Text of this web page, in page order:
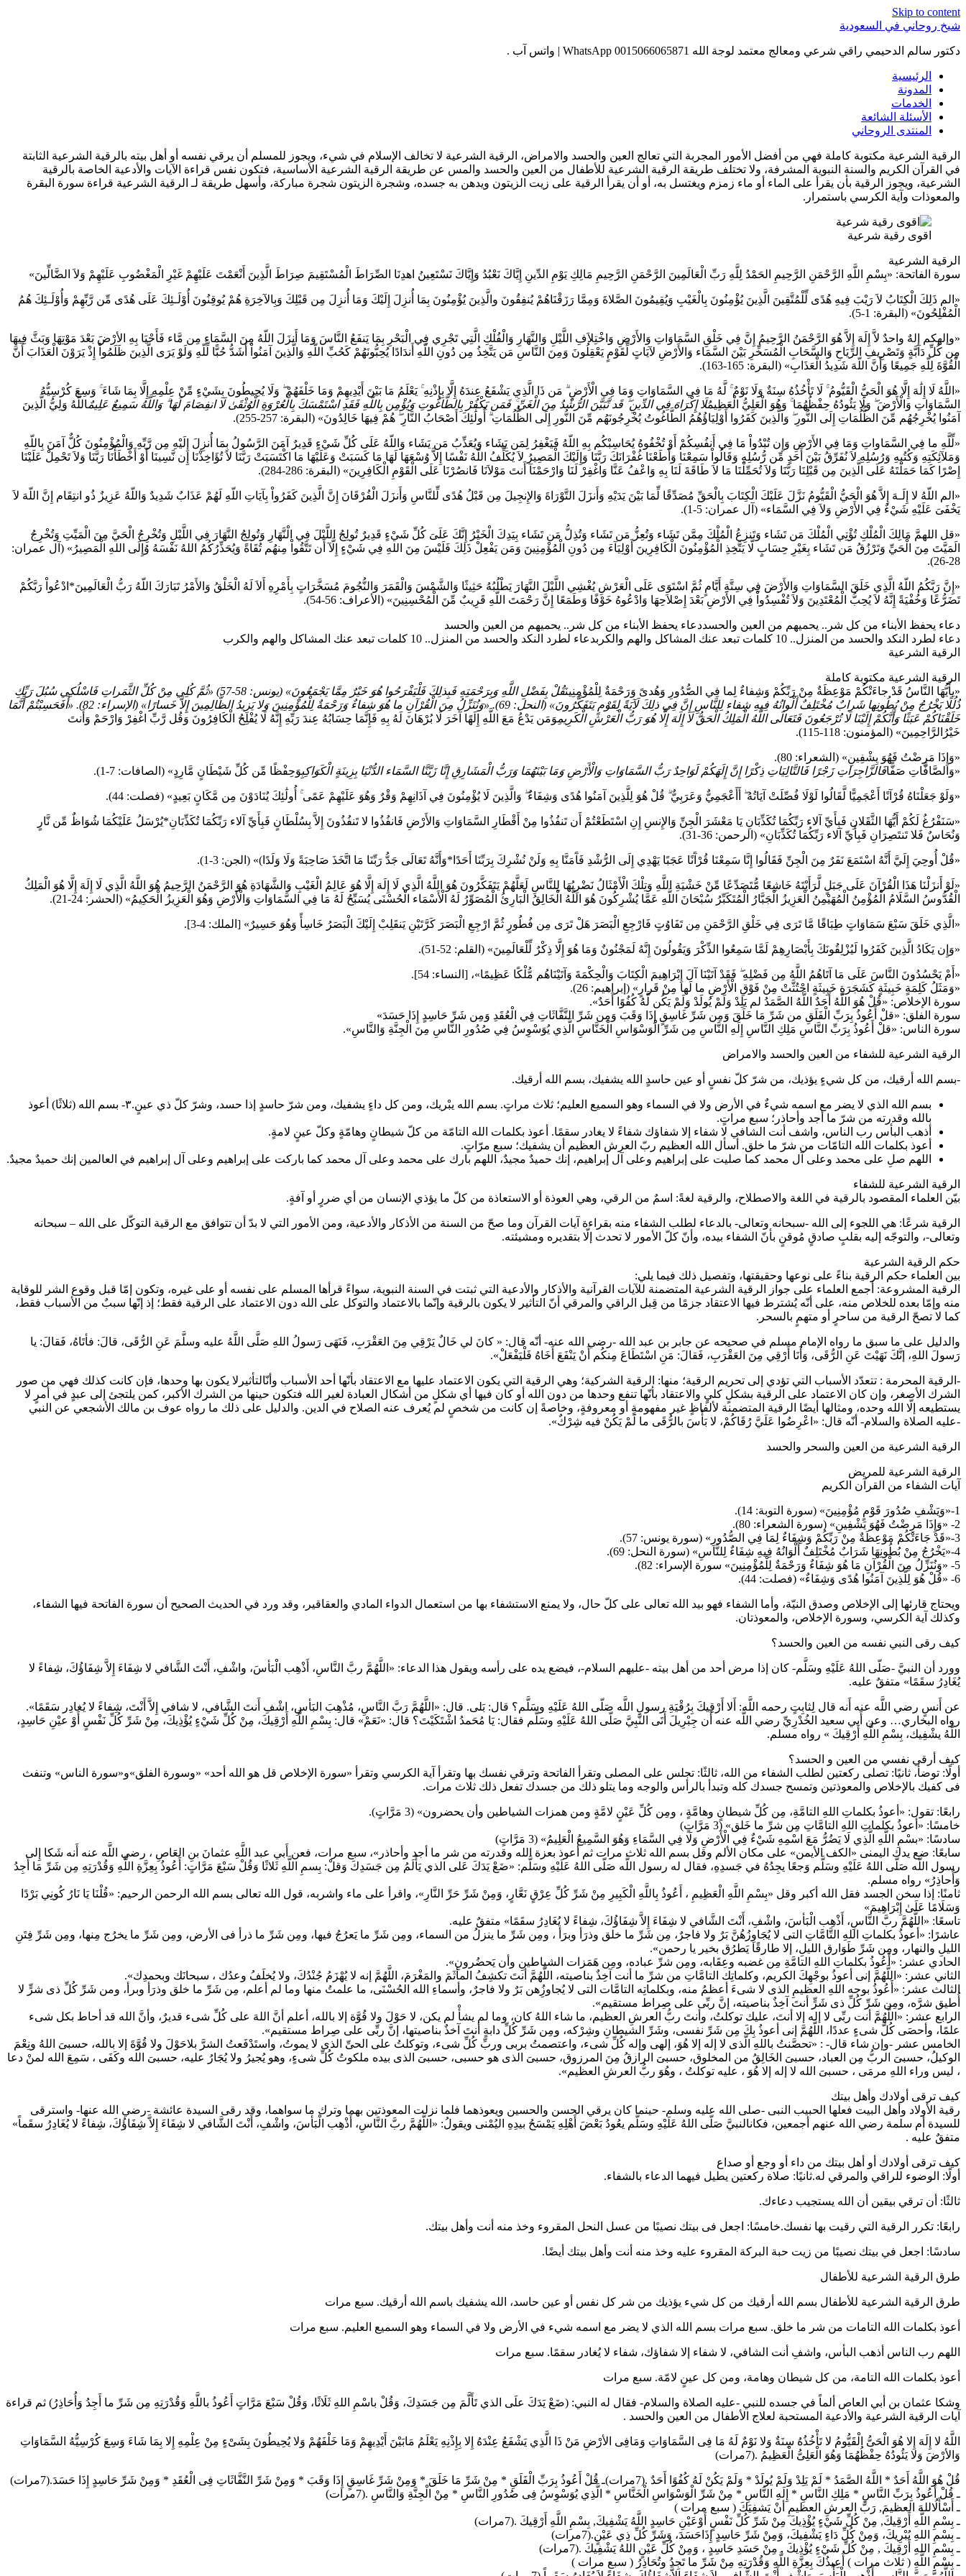
Skip to content
شيخ روحاني في السعودية
دكتور سالم الدحيمي راقي شرعي ومعالج معتمد لوجة الله 0015066065871 WhatsApp | واتس آب .
الرئيسية
المدونة
الخدمات
الأسئلة الشائعة
المنتدى الروحاني
الرقية الشرعية مكتوبة كاملة فهي من أفضل الأمور المجربة التي تعالج العين والحسد والامراض، الرقية الشرعية لا تخالف الإسلام في شيء، ويجوز للمسلم أن يرقي نفسه أو أهل بيته بالرقية الشرعية الثابتة
في القرآن الكريم والسنة النبوية المشرفة، ولا تختلف طريقة الرقية الشرعية للأطفال من العين والحسد والمس عن طريقة الرقية الشرعية الأساسية، فتكون نفس قراءة الآيات والأدعية الخاصة بالرقية
الشرعية، ويجوز الرقية بأن يقرأ على الماء أو ماء زمزم ويغتسل به، أو أن يقرأ الرقية على زيت الزيتون ويدهن به جسده، وشجرة الزيتون شجرة مباركة، وأسهل طريقة لـ الرقية الشرعية قراءة سورة البقرة
والمعوذات وآية الكرسي باستمرار.
اقوى رقية شرعية
الرقية الشرعية
سورة الفاتحة: «بِسْمِ اللَّهِ الرَّحْمَنِ الرَّحِيمِ الحَمْدُ لِلَّهِ رَبِّ الْعَالَمِينَ الرَّحْمَنِ الرَّحِيمِ مَالِكِ يَوْمِ الدِّينِ إِيَّاكَ نَعْبُدُ وَإِيَّاكَ نَسْتَعِينُ اهدِنَا الصِّرَاطَ الْمُسْتَقِيمَ صِرَاطَ الَّذِينَ أَنْعَمْتَ عَلَيْهِمْ غَيْرِ الْمَغْضُوبِ عَلَيْهِمْ وَلاَ الضَّالِّينَ»
«الم ذَلِكَ الْكِتَابُ لاَ رَيْبَ فِيهِ هُدًى لِّلْمُتَّقِينَ الَّذِينَ يُؤْمِنُونَ بِالْغَيْبِ وَيُقِيمُونَ الصَّلاةَ وَمِمَّا رَزَقْنَاهُمْ يُنفِقُونَ والَّذِينَ يُؤْمِنُونَ بِمَا أُنزِلَ إِلَيْكَ وَمَا أُنزِلَ مِن قَبْلِكَ وَبِالآخِرَةِ هُمْ يُوقِنُونَ أُوْلَـئِكَ عَلَى هُدًى مِّن رَّبِّهِمْ وَأُوْلَـئِكَ هُمُ
الْمُفْلِحُونَ» (البقرة: 1-5).
«وإلهكم إلهٌ واحدٌ لاَّ إِلَهَ إِلاَّ هُوَ الرَّحْمَنُ الرَّحِيمُ إِنَّ فِي خَلْقِ السَّمَاوَاتِ وَالأَرْضِ وَاخْتِلاَفِ اللَّيْلِ وَالنَّهَارِ وَالْفُلْكِ الَّتِي تَجْرِي فِي الْبَحْرِ بِمَا يَنفَعُ النَّاسَ وَمَا أَنزَلَ اللّهُ مِنَ السَّمَاء مِن مَّاء فَأَحْيَا بِهِ الأرْضَ بَعْدَ مَوْتِهَا وَبَثَّ فِيهَا
مِن كُلِّ دَآبَّةٍ وَتَصْرِيفِ الرِّيَاحِ وَالسَّحَابِ الْمُسَخِّرِ بَيْنَ السَّمَاء وَالأَرْضِ لآيَاتٍ لِّقَوْمٍ يَعْقِلُونَ وَمِنَ النَّاسِ مَن يَتَّخِذُ مِن دُونِ اللّهِ أَندَادًا يُحِبُّونَهُمْ كَحُبِّ اللّهِ وَالَّذِينَ آمَنُواْ أَشَدُّ حُبًّا لِّلّهِ وَلَوْ يَرَى الَّذِينَ ظَلَمُواْ إِذْ يَرَوْنَ الْعَذَابَ أَنَّ
الْقُوَّةَ لِلّهِ جَمِيعًا وَأَنَّ اللّهَ شَدِيدُ الْعَذَابِ» (البقرة: 165-163).
«اللَّهُ لَا إِلَٰهَ إِلَّا هُوَ الْحَيُّ الْقَيُّومُ ۚ لَا تَأْخُذُهُ سِنَةٌ وَلَا نَوْمٌ ۚ لَّهُ مَا فِي السَّمَاوَاتِ وَمَا فِي الْأَرْضِ ۗ مَن ذَا الَّذِي يَشْفَعُ عِندَهُ إِلَّا بِإِذْنِهِ ۚ يَعْلَمُ مَا بَيْنَ أَيْدِيهِمْ وَمَا خَلْفَهُمْ ۖ وَلَا يُحِيطُونَ بِشَيْءٍ مِّنْ عِلْمِهِ إِلَّا بِمَا شَاءَ ۚ وَسِعَ كُرْسِيُّهُ
السَّمَاوَاتِ وَالْأَرْضَ ۖ وَلَا يَئُودُهُ حِفْظُهُمَا ۚ وَهُوَ الْعَلِيُّ الْعَظِيمُلَا إِكْرَاهَ فِي الدِّينِ ۖ قَد تَّبَيَّنَ الرُّشْدُ مِنَ الْغَيِّ ۚ فَمَن يَكْفُرْ بِالطَّاغُوتِ وَيُؤْمِن بِاللَّهِ فَقَدِ اسْتَمْسَكَ بِالْعُرْوَةِ الْوُثْقَىٰ لَا انفِصَامَ لَهَا ۗ وَاللَّهُ سَمِيعٌ عَلِيمٌاللَّهُ وَلِيُّ الَّذِينَ
آمَنُوا يُخْرِجُهُم مِّنَ الظُّلُمَاتِ إِلَى النُّورِ ۖ وَالَّذِينَ كَفَرُوا أَوْلِيَاؤُهُمُ الطَّاغُوتُ يُخْرِجُونَهُم مِّنَ النُّورِ إِلَى الظُّلُمَاتِ ۗ أُولَٰئِكَ أَصْحَابُ النَّارِ ۖ هُمْ فِيهَا خَالِدُونَ» (البقرة: 257-255).
«لِّلَّهِ ما فِي السَّمَاواتِ وَمَا فِي الأَرْضِ وَإِن تُبْدُواْ مَا فِي أَنفُسِكُمْ أَوْ تُخْفُوهُ يُحَاسِبْكُم بِهِ اللّهُ فَيَغْفِرُ لِمَن يَشَاء وَيُعَذِّبُ مَن يَشَاء وَاللّهُ عَلَى كُلِّ شَيْءٍ قَدِيرٌ آمَنَ الرَّسُولُ بِمَا أُنزِلَ إِلَيْهِ مِن رَّبِّهِ وَالْمُؤْمِنُونَ كُلٌّ آمَنَ بِاللّهِ
وَمَلآئِكَتِهِ وَكُتُبِهِ وَرُسُلِهِ لاَ نُفَرِّقُ بَيْنَ أَحَدٍ مِّن رُّسُلِهِ وَقَالُواْ سَمِعْنَا وَأَطَعْنَا غُفْرَانَكَ رَبَّنَا وَإِلَيْكَ الْمَصِيرُ لاَ يُكَلِّفُ اللّهُ نَفْسًا إِلاَّ وُسْعَهَا لَهَا مَا كَسَبَتْ وَعَلَيْهَا مَا اكْتَسَبَتْ رَبَّنَا لاَ تُؤَاخِذْنَا إِن نَّسِينَا أَوْ أَخْطَأْنَا رَبَّنَا وَلاَ تَحْمِلْ عَلَيْنَا
إِصْرًا كَمَا حَمَلْتَهُ عَلَى الَّذِينَ مِن قَبْلِنَا رَبَّنَا وَلاَ تُحَمِّلْنَا مَا لاَ طَاقَةَ لَنَا بِهِ وَاعْفُ عَنَّا وَاغْفِرْ لَنَا وَارْحَمْنَآ أَنتَ مَوْلاَنَا فَانصُرْنَا عَلَى الْقَوْمِ الْكَافِرِينَ» (البقرة: 286-284).
«الم اللّهُ لا إِلَـهَ إِلاَّ هُوَ الْحَيُّ الْقَيُّومُ نَزَّلَ عَلَيْكَ الْكِتَابَ بِالْحَقِّ مُصَدِّقًا لِّمَا بَيْنَ يَدَيْهِ وَأَنزَلَ التَّوْرَاةَ وَالإِنجِيلَ مِن قَبْلُ هُدًى لِّلنَّاسِ وَأَنزَلَ الْفُرْقَانَ إِنَّ الَّذِينَ كَفَرُواْ بِآيَاتِ اللّهِ لَهُمْ عَذَابٌ شَدِيدٌ وَاللّهُ عَزِيزٌ ذُو انتِقَام إِنَّ اللّهَ لاَ
يَخْفَىَ عَلَيْهِ شَيْءٌ فِي الأَرْضِ وَلاَ فِي السَّمَاء» (آل عمران: 5-1).
«قل اللهمَّ مَالِكَ الْمُلْكِ تُؤْتِي الْمُلْكَ مَن تَشَاء وَتَنزِعُ الْمُلْكَ مِمَّن تَشَاء وَتُعِزُّ مَن تَشَاء وَتُذِلُّ مَن تَشَاء بِيَدِكَ الْخَيْرُ إِنَّكَ عَلَىَ كُلِّ شَيْءٍ قَدِيرٌ تُولِجُ اللَّيْلَ فِي الْنَّهَارِ وَتُولِجُ النَّهَارَ فِي اللَّيْلِ وَتُخْرِجُ الْحَيَّ مِنَ الْمَيِّتِ وَتُخْرِجُ
الَمَيَّتَ مِنَ الْحَيِّ وَتَرْزُقُ مَن تَشَاء بِغَيْرِ حِسَابٍ لَّا يَتَّخِذِ الْمُؤْمِنُونَ الْكَافِرِينَ أَوْلِيَآءَ مِن دُونِ الْمُؤْمِنِينَ وَمَن يَفْعِلْ ذَلِكَ فَلَيْسَ مِنَ اللهِ فِي شَيْءٍ إِلَّآ أَن تَتَّقُواْ مِنهُم تُقَاةً وَيُحَذِّرُكُمُ اللهُ نَفْسَهُ وُإِلَى اللهِ الْمَصِيرُ» (آل عمران:
28-26).
«إِنَّ رَبَّكُمُ اللّهُ الَّذِي خَلَقَ السَّمَاوَاتِ وَالأَرْضَ فِي سِتَّةِ أَيَّامٍ ثُمَّ اسْتَوَى عَلَى الْعَرْشِ يُغْشِي اللَّيْلَ النَّهَارَ يَطْلُبُهُ حَثِيثًا وَالشَّمْسَ وَالْقَمَرَ وَالنُّجُومَ مُسَخَّرَاتٍ بِأَمْرِهِ أَلاَ لَهُ الْخَلْقُ وَالأَمْرُ تَبَارَكَ اللّهُ رَبُّ الْعَالَمِينَ*ادْعُواْ رَبَّكُمْ
تَضَرُّعًا وَخُفْيَةً إِنَّهُ لاَ يُحِبُّ الْمُعْتَدِينَ وَلاَ تُفْسِدُواْ فِي الأَرْضِ بَعْدَ إِصْلاَحِهَا وَادْعُوهُ خَوْفًا وَطَمَعًا إِنَّ رَحْمَتَ اللّهِ قَرِيبٌ مِّنَ الْمُحْسِنِينَ» (الأعراف: 56-54).
دعاء يحفظ الأبناء من كل شر.. يحميهم من العين والحسددعاء يحفظ الأبناء من كل شر.. يحميهم من العين والحسد
دعاء لطرد النكد والحسد من المنزل.. 10 كلمات تبعد عنك المشاكل والهم والكربدعاء لطرد النكد والحسد من المنزل.. 10 كلمات تبعد عنك المشاكل والهم والكرب
الرقية الشرعية
الرقية الشرعية مكتوبة كاملة
«يأَيُّهَا النَّاسُ قَدْ جاءَتْكُمْ مَوْعِظَةٌ مِنْ رَبِّكُمْ وَشِفاءٌ لِما فِي الصُّدُورِ وَهُدىً وَرَحْمَةٌ لِلْمُؤْمِنِينَ
قُلْ بِفَضْلِ اللَّهِ وَبِرَحْمَتِهِ فَبِذلِكَ فَلْيَفْرَحُوا هُوَ خَيْرٌ مِمَّا يَجْمَعُونَ» (يونس: 58-57) «ثُمَّ كُلِي مِنْ كُلِّ الثَّمَراتِ فَاسْلُكِي سُبُلَ رَبِّكِ
ذُلُلًا يَخْرُجُ مِنْ بُطُونِها شَرابٌ مُخْتَلِفٌ أَلْوانُهُ فِيهِ شِفاء لِلنَّاسِ إِنَّ فِي ذلِكَ لَآيَةً لِقَوْمٍ يَتَفَكَّرُونَ» (النحل: 69). «وَنُنَزِّلُ مِنَ الْقُرْآنِ ما هُوَ شِفاءٌ وَرَحْمَةٌ لِلْمُؤْمِنِينَ وَلا يَزِيدُ الظَّالِمِينَ إِلاَّ خَسارًا» (الإسراء: 82). «أَفَحَسِبْتُمْ أَنَّمَا
خَلَقْنَاكُمْ عَبَثًا وَأَنَّكُمْ إِلَيْنَا لَا تُرْجَعُونَ فَتَعَالَى اللَّهُ الْمَلِكُ الْحَقُّ لَا إِلَهَ إِلَّا هُوَ رَبُّ الْعَرْشِ الْكَرِيمِوَمَن يَدْعُ مَعَ اللَّهِ إِلَهًا آخَرَ لَا بُرْهَانَ لَهُ بِهِ فَإِنَّمَا حِسَابُهُ عِندَ رَبِّهِ إِنَّهُ لَا يُفْلِحُ الْكَافِرُونَ وَقُل رَّبِّ اغْفِرْ وَارْحَمْ وَأَنتَ
خَيْرُالرَّاحِمِينَ» (المؤمنون: 118-115).
«وَإِذَا مَرِضْتُ فَهُوَ يِشْفِينِ» (الشعراء: 80).
«وَالصَّافَّاتِ صَفًّافَالزَّاجِرَاتِ زَجْرًا فَالتَّالِيَاتِ ذِكْرًا إِنَّ إِلَهَكُمْ لَوَاحِدٌ رَبُّ السَّمَاوَاتِ وَالْأَرْضِ وَمَا بَيْنَهُمَا وَرَبُّ الْمَشَارِقِ إِنَّا زَيَّنَّا السَّمَاء الدُّنْيَا بِزِينَةٍ الْكَوَاكِبِوَحِفْظًا مِّن كُلِّ شَيْطَانٍ مَّارِدٍ» (الصافات: 7-1).
«وَلَوْ جَعَلْنَاهُ قُرْآنًا أَعْجَمِيًّا لَّقَالُوا لَوْلَا فُصِّلَتْ آيَاتُهُ ۖ أَأَعْجَمِيٌّ وَعَرَبِيٌّ ۗ قُلْ هُوَ لِلَّذِينَ آمَنُوا هُدًى وَشِفَاءٌ ۖ وَالَّذِينَ لَا يُؤْمِنُونَ فِي آذَانِهِمْ وَقْرٌ وَهُوَ عَلَيْهِمْ عَمًى ۚ أُولَٰئِكَ يُنَادَوْنَ مِن مَّكَانٍ بَعِيدٍ» (فصلت: 44).
«سَنَفْرُغُ لَكُمْ أَيُّهَا الثَّقَلانِ فَبِأَيِّ آلاء رَبِّكُمَا تُكَذِّبَانِ يَا مَعْشَرَ الْجِنِّ وَالإِنسِ إِنِ اسْتَطَعْتُمْ أَن تَنفُذُوا مِنْ أَقْطَارِ السَّمَاوَاتِ وَالأَرْضِ فَانفُذُوا لا تَنفُذُونَ إِلاَّ بِسُلْطَانٍ فَبِأَيِّ آلاء رَبِّكُمَا تُكَذِّبَانِ*يُرْسَلُ عَلَيْكُمَا شُوَاظٌ مِّن نَّارٍ
وَنُحَاسٌ فَلا تَنتَصِرَانِ فَبِأَيِّ آلاء رَبِّكُمَا تُكَذِّبَانِ» (الرحمن: 36-31).
«قُلْ أُوحِيَ إِلَيَّ أَنَّهُ اسْتَمَعَ نَفَرٌ مِنَ الْجِنِّ فَقَالُوا إِنَّا سَمِعْنَا قُرْآَنًا عَجَبًا يَهْدِي إِلَى الرُّشْدِ فَآَمَنَّا بِهِ وَلَنْ نُشْرِكَ بِرَبِّنَا أَحَدًا*وَأَنَّهُ تَعَالَى جَدُّ رَبِّنَا مَا اتَّخَذَ صَاحِبَةً وَلَا وَلَدًا)» (الجن: 3-1).
«لَوْ أَنزَلْنَا هَذَا الْقُرْآنَ عَلَى جَبَلٍ لَّرَأَيْتَهُ خَاشِعًا مُّتَصَدِّعًا مِّنْ خَشْيَةِ اللَّهِ وَتِلْكَ الْأَمْثَالُ نَضْرِبُهَا لِلنَّاسِ لَعَلَّهُمْ يَتَفَكَّرُونَ هُوَ اللَّهُ الَّذِي لَا إِلَهَ إِلَّا هُوَ عَالِمُ الْغَيْبِ وَالشَّهَادَةِ هُوَ الرَّحْمَنُ الرَّحِيمُ هُوَ اللَّهُ الَّذِي لَا إِلَهَ إِلَّا هُوَ الْمَلِكُ
الْقُدُّوسُ السَّلَامُ الْمُؤْمِنُ الْمُهَيْمِنُ الْعَزِيزُ الْجَبَّارُ الْمُتَكَبِّرُ سُبْحَانَ اللَّهِ عَمَّا يُشْرِكُونَ هُوَ اللَّهُ الْخَالِقُ الْبَارِئُ الْمُصَوِّرُ لَهُ الْأَسْمَاء الْحُسْنَى يُسَبِّحُ لَهُ مَا فِي السَّمَاوَاتِ وَالْأَرْضِ وَهُوَ الْعَزِيزُ الْحَكِيمُ» (الحشر: 24-21).
«الَّذِي خَلَقَ سَبْعَ سَمَاوَاتٍ طِبَاقًا مَّا تَرَى فِي خَلْقِ الرَّحْمَنِ مِن تَفَاوُتٍ فَارْجِعِ الْبَصَرَ هَلْ تَرَى مِن فُطُورٍ ثُمَّ ارْجِعِ الْبَصَرَ كَرَّتَيْنِ يَنقَلِبْ إِلَيْكَ الْبَصَرُ خَاسِأً وَهُوَ حَسِيرٌ» [الملك: 4-3].
«وَإِن يَكَادُ الَّذِينَ كَفَرُوا لَيُزْلِقُونَكَ بِأَبْصَارِهِمْ لَمَّا سَمِعُوا الذِّكْرَ وَيَقُولُونَ إِنَّهُ لَمَجْنُونٌ وَمَا هُوَ إِلَّا ذِكْرٌ لِّلْعَالَمِينَ» (القلم: 52-51).
«أَمْ يَحْسُدُونَ النَّاسَ عَلَى مَا آتَاهُمُ اللَّهُ مِن فَضْلِهِ ۖ فَقَدْ آتَيْنَا آلَ إِبْرَاهِيمَ الْكِتَابَ وَالْحِكْمَةَ وَآتَيْنَاهُم مُّلْكًا عَظِيمًا»، [النساء: 54].
«وَمَثَلُ كَلِمَةٍ خَبِيثَةٍ كَشَجَرَةٍ خَبِيثَةٍ اجْتُثَّتْ مِنْ فَوْقِ الْأَرْضِ ما لَها مِنْ قَرارٍ» (إبراهيم: 26).
سورة الإخلاص: «قُلْ هُوَ اللَّهُ أَحَدٌ اللَّهُ الصَّمَدُ لم يَلِدْ وَلَمْ يُولَدْ وَلَمْ يَكُن لَّهُ كُفُوًا أَحَدٌ».
سورة الفلق: «قلْ أَعُوذُ بِرَبِّ الْفَلَقِ من شَرِّ مَا خَلَقَ وَمِن شَرِّ غَاسِقٍ إِذَا وَقَبَ وَمِن شَرِّ النَّفَّاثَاتِ فِي الْعُقَدِ وَمِن شَرِّ حَاسِدٍ إِذَا حَسَدَ»
سورة الناس: «قلْ أَعُوذُ بِرَبِّ النَّاسِ مَلِكِ النَّاسِ إِلَهِ النَّاسِ مِن شَرِّ الْوَسْوَاسِ الْخَنَّاسِ الَّذِي يُوَسْوِسُ فِي صُدُورِ النَّاسِ مِنَ الْجِنَّةِ وَالنَّاسِ».
الرقية الشرعية للشفاء من العين والحسد والامراض
-بسم الله أرقيك، من كل شيءٍ يؤذيك، من شرّ كلّ نفسٍ أو عين حاسدٍ الله يشفيك، بسم الله أرقيك.
بسم الله الذي لا يضر مع اسمه شيءٌ في الأرض ولا في السماء وهو السميع العليم؛ ثلاث مراتٍ. بسم الله يبْريك، ومن كل داءٍ يشفيك، ومن شرّ حاسدٍ إذا حسد، وشرّ كلّ ذي عينٍ.٣- بسم الله (ثلاثًا) أعوذ
بالله وقدرته من شرّ ما أجد وأحاذر؛ سبع مراتٍ.
أذهب البأس رب الناس، واشف أنت الشافي لا شفاء إلا شفاؤك شفاءً لا يغادر سقمًا. أعوذ بكلمات الله التامّة من كلّ شيطانٍ وهامّةٍ وكلّ عينٍ لامةٍ.
أعوذ بكلمات الله التامّات من شرّ ما خلق. أسأل الله العظيم ربّ العرش العظيم أن يشفيك؛ سبع مرّاتٍ.
اللهم صلِ على محمد وعلى آل محمد كما صليت على إبراهيم وعلى آل إبراهيم، إنك حميدٌ مجيدٌ، اللهم بارك على محمد وعلى آل محمد كما باركت على إبراهيم وعلى آل إبراهيم في العالمين إنك حميدٌ مجيدٌ.
الرقية الشرعية للشفاء
بيّن العلماء المقصود بالرقية في اللغة والاصطلاح، والرقية لغةً: اسمٌ من الرقي، وهي العوذة أو الاستعاذة من كلّ ما يؤذي الإنسان من أي ضررٍ أو آفةٍ.
الرقية شرعًا: هي اللجوء إلى الله -سبحانه وتعالى- بالدعاء لطلب الشفاء منه بقراءة آيات القرآن وما صحّ من السنة من الأذكار والأدعية، ومن الأمور التي لا بدّ أن تتوافق مع الرقية التوكّل على الله – سبحانه
وتعالى-، والتوجّه إليه بقلبٍ صادقٍ مُوقنٍ بأنّ الشفاء بيده، وأنّ كلّ الأمور لا تحدث إلّا بتقديره ومشيئته.
حكم الرقية الشرعية
بين العلماء حكم الرقية بناءً على نوعها وحقيقتها، وتفصيل ذلك فيما يلي:
الرقية المشروعة: أجمع العلماء على جواز الرقية الشرعية المتضمنة للآيات القرآنية والأذكار والأدعية التي ثبتت في السنة النبوية، سواءً قرأها المسلم على نفسه أو على غيره، وتكون إمّا قبل وقوع الشر للوقاية
منه وإمّا بعده للخلاص منه، على أنّه يُشترط فيها الاعتقاد جزمًا من قِبل الراقي والمرقي أنّ التأثير لا يكون بالرقية وإنّما بالاعتماد والتوكل على الله دون الاعتماد على الرقية فقط؛ إذ إنّها سببٌ من الأسباب فقط،
كما لا تصحّ الرقية من ساحرٍ أو متهمٍ بالسحر.
والدليل على ما سبق ما رواه الإمام مسلم في صحيحه عن جابر بن عبد الله -رضي الله عنه- أنّه قال: « كانَ لي خَالٌ يَرْقِي مِنَ العَقْرَبِ، فَنَهَى رَسولُ اللهِ صَلَّى اللَّهُ عليه وسلَّمَ عَنِ الرُّقَى، قالَ: فأتَاهُ، فَقالَ: يا
رَسولَ اللهِ، إنَّكَ نَهَيْتَ عَنِ الرُّقَى، وَأَنَا أَرْقِي مِنَ العَقْرَبِ، فَقالَ: مَنِ اسْتَطَاعَ مِنكُم أَنْ يَنْفَعَ أَخَاهُ فَلْيَفْعَلْ».
-الرقية المحرمة : تتعدّد الأسباب التي تؤدي إلى تحريم الرقية؛ منها: الرقية الشركية؛ وهي الرقية التي يكون الاعتماد عليها مع الاعتقاد بأنّها أحد الأسباب وأنّالتأثيرلا يكون بها وحدها، فإن كانت كذلك فهي من صور
الشرك الأصغر، وإن كان الاعتماد على الرقية بشكلٍ كليٍ والاعتقاد بأنّها تنفع وحدها من دون الله أو كان فيها أي شكلٍ من أشكال العبادة لغير الله فتكون حينها من الشرك الأكبر، كمن يلتجئ إلى عبدٍ في أمرٍ لا
يستطيعه إلّا الله وحده، ومثالها أيضًا الرقية المتضمنة لألفاظٍ غير مفهومةٍ أو معروفةٍ، وخاصةً إن كانت من شخصٍ لم يُعرف عنه الصلاح في الدين. والدليل على ذلك ما رواه عوف بن مالك الأشجعي عن النبي
-عليه الصلاة والسلام- أنّه قال: «اعْرِضُوا عَلَيَّ رُقَاكُمْ، لا بَأْسَ بالرُّقَى ما لَمْ يَكُنْ فيه شِرْكٌ».
الرقية الشرعية من العين والسحر والحسد
الرقية الشرعية للمريض
آيات الشفاء من القرآن الكريم
1-«وَيَشْفِ صُدُورَ قَوْمٍ مُؤْمِنِينَ» (سورة التوبة: 14).
2- «وَإِذَا مَرِضْتُ فَهُوَ يَشْفِينِ» (سورة الشعراء: 80).
3-«قَدْ جَاءَتْكُمْ مَوْعِظَةٌ مِنْ رَبِّكُمْ وَشِفَاءٌ لِمَا فِي الصُّدُورِ» (سورة يونس: 57).
4-«يَخْرُجُ مِنْ بُطُونِهَا شَرَابٌ مُخْتَلِفٌ أَلْوَانُهُ فِيهِ شِفَاءٌ لِلنَّاسِ» (سورة النحل: 69).
5- «وَنُنَزِّلُ مِنَ الْقُرْآنِ مَا هُوَ شِفَاءٌ وَرَحْمَةٌ لِلْمُؤْمِنِينَ» سورة الإسراء: 82).
6- «قُلْ هُوَ لِلَّذِينَ آمَنُوا هُدًى وَشِفَاءٌ» (فصلت: 44).
ويحتاج قارئها إلى الإخلاص وصدق النيّة، وأما الشفاء فهو بيد الله تعالى على كلّ حال، ولا يمنع الاستشفاء بها من استعمال الدواء المادي والعقاقير، وقد ورد في الحديث الصحيح أن سورة الفاتحة فيها الشفاء،
وكذلك آية الكرسي، وسورة الإخلاص، والمعوذتان.
كيف رقى النبي نفسه من العين والحسد؟
وورد أن النبيَّ -صَلّى اللهُ عَلَيْهِ وسَلَّم- كان إذا مرض أحد من أهل بيته -عليهم السلام-، فيضع يده على رأسه ويقول هذا الدعاء: «اللَّهُمَّ ربَّ النَّاسِ، أَذْهِب الْبَأسَ، واشْفِ، أَنْتَ الشَّافي لا شِفَاءَ إِلاَّ شِفَاؤُكَ، شِفاءً لا
يُغَادِرُ سقَمًا» متفقٌ عليه.
عن أَنسٍ رضي اللَّه عنه أَنه قال لِثابِتٍ رحمه اللَّه: أَلا أَرْقِيكَ بِرُقْيَةِ رسولِ اللَّه صَلّى اللهُ عَلَيْهِ وسَلَّم؟ قال: بَلى. قال: «اللَّهُمَّ رَبَّ النَّاسِ، مُذْهِبَ البَأسِ، اشْفِ أَنتَ الشَّافي، لا شافي إِلاَّ أَنْتَ، شِفاءً لا يُغادِر سَقَمًا».
رواه البخاري… وعن أَبي سعيد الخُدْرِيِّ رضي اللَّه عنه أَن جِبْرِيلَ أَتَى النَّبِيَّ صَلّى اللهُ عَلَيْهِ وسَلَّم فقال: يَا مُحَمدُ اشْتَكَيْتَ؟ قال: «نَعَمْ» قال: بِسْمِ اللَّهِ أَرْقِيكَ، مِنْ كُلِّ شَيْءٍ يُؤْذِيكَ، مِنْ شَرِّ كُلِّ نَفْسٍ أَوْ عيْنِ حَاسِدٍ،
اللَّهُ يشْفِيك، بِسْمِ اللَّهِ أَرْقِيكَ » رواه مسلم.
كيف أرقي نفسي من العين و الحسد؟
أولًا: توضأ، ثانيًا: تصلى ركعتين لطلب الشفاء من الله، ثالثًا: تجلس على المصلى وتقرأ الفاتحة وترقي نفسك بها وتقرأ آية الكرسي وتقرأ «سورة الإخلاص قل هو الله أحد» «وسورة الفلق»و«سورة الناس» وتنفث
فى كفيك بالإخلاص والمعوذتين وتمسح جسدك كله وتبدأ بالرأس والوجه وما يتلو ذلك من جسدك تفعل ذلك ثلاث مرات.
رابعًا: تقول: «أعوذُ بكلماتِ اللهِ التامَّةِ، مِن كُلِّ شيطانٍ وهامَّةٍ ، ومِن كُلِّ عَيْنٍ لامَّةٍ ومن همزات الشياطين وأن يحضرون» (3 مَرَّاتٍ).
خامسًا: «أعوذُ بكلماتِ اللهِ التامَّاتِ مِن شرِّ ما خَلق» (3 مَرَّاتٍ)
سادسًا: «بسْمِ اللَّهِ الَّذِي لَا يَضُرُّ مَعَ اسْمِهِ شَيْءٌ فِي الْأَرْضِ وَلَا فِي السَّمَاءِ وَهُوَ السَّمِيعُ الْعَلِيمُ» (3 مَرَّاتٍ)
سابعًا: ضع يدك اليمنى «الكف الأيمن» على مكان الألم وقل بسم الله ثلاث مرات ثم أعوذ بعزة الله وقدرته من شر ما أجد وأحاذر»، سبع مرات، فعن أَبي عبد اللَّهِ عثمانَ بنِ العَاصِ ، رضي اللَّه عنه أَنه شَكا إِلى
رسول اللَّه صَلّى اللهُ عَلَيْهِ وسَلَّم وَجعًا يجِدُهُ في جَسدِهِ، فقال له رسول اللَّه صَلّى اللهُ عَلَيْهِ وسَلَّم: «ضَعْ يَدَكَ عَلى الذي يَأْلَمُ مِن جَسَدِكَ وَقلْ: بِسمِ اللَّهِ ثَلاثًا وَقُلْ سَبْعَ مَرَّاتٍ: أَعُوذُ بِعِزَّةِ اللَّهِ وَقُدْرَتِهِ مِن شَرِّ مَا أَجِدُ
وَأُحاذِرُ» رواه مسلم.
ثامنًا: إذا سخن الجسد فقل الله أكبر وقل «بِسْمِ اللَّهِ الْعَظِيمِ ، أَعُوذُ بِاللَّهِ الْكَبِيرِ مِنْ شَرِّ كُلِّ عِرْقٍ نَعَّارٍ، وَمِنْ شَرِّ حَرِّ النَّارِ»، واقرأ على ماء واشربه، قول الله تعالى بسم الله الرحمن الرحيم: «قُلْنَا يَا نَارُ كُونِي بَرْدًا
وَسَلَامًا عَلَىٰ إِبْرَاهِيمَ»
تاسعًا: «اللَّهُمَّ ربَّ النَّاسِ، أَذْهِب الْبَأسَ، واشْفِ، أَنْتَ الشَّافي لا شِفَاءَ إِلاَّ شِفَاؤُكَ، شِفاءً لا يُغَادِرُ سقَمًا» متفقٌ عليه.
عاشرًا: «أعوذُ بكلماتِ اللهِ التَّامَّاتِ التى لا يُجَاوِزُهُنَّ بَرٌ ولا فاجرٌ، مِن شَرِّ ما خلق وذرَأ وبرَأ ، ومِن شَرِّ ما ينزلُ من السماء، ومِن شَرِّ ما يَعرُجُ فيها، ومِن شَرِّ ما ذرأ فى الأرض، ومِن شَرِّ ما يخرُج مِنها، ومِن شَرِّ فِتَنِ
الليلِ والنهار، ومِن شَرِّ طَوَارق الليلِ، إلا طارقًا يَطرُق بخير يا رحمن».
الحادي عشر: «أَعُوذُ بكلماتِ اللهِ التامَّةِ مِن غضبه وعِقَابه، ومِن شرِّ عباده، ومِن هَمَزات الشياطينِ وأن يَحضُرونِ».
الثاني عشر: «اللَّهُمَّ إنى أعوذُ بوجْهِكَ الكريم، وكلماتِك التامَّاتِ من شرِّ ما أنت آخِذٌ بناصيته، اللَّهُمَّ أنتَ تكشِفُ المأثَمَ والمَغْرَمَ، اللَّهُمَّ إنه لا يُهْزَمُ جُنْدُكَ، ولا يُخلَفُ وعدُك ، سبحانَك وبحمدِك».
الثالث عشر: «أَعُوذُ بوجه اللهِ العظيمِ الذى لا شىءَ أعظمُ منه، وبكلماتِه التامَّات التى لا يُجاوزُِهن بَرٌ ولا فاجرٌ، وأسماءِ الله الحُسْنَى، ما علمتُ منها وما لم أعلم، مِن شَرِّ ما خلق وذرَأ وبرأ، ومن شَرِّ كُلِّ ذى شرٍّ لا
أُطيق شرَّه، ومِن شَرِّ كُلِّ ذى شَرٍّ أنتَ آخِذٌ بناصيته، إنَّ ربِّى على صِراط مستقيم».
الرابع عشر: «اللَّهُمَّ أنت ربِّى لا إله إلا أنتَ، عليك توكلتُ، وأنتَ ربُّ العرشِ العظيم، ما شاء اللهُ كان، وما لم يشأْ لم يكن، لا حَوْلَ ولا قُوَّة إلا بالله، أعلم أنَّ اللهَ على كُلِّ شىء قديرٌ، وأنَّ الله قد أحاط بكل شىء
علمًا، وأحصَى كُلَّ شىءٍ عددًا، اللَّهُمَّ إنى أعوذُ بِكَ مِن شَرِّ نفسى، وشَرِّ الشيطانِ وشِرْكه، ومِن شَرِّ كُلِّ دابةٍ أنتَ آخذٌ بناصيتها، إنَّ ربِّى على صِراط مستقيم».
الخامس عشر -وإن شاء قال- : «تحصَّنتُ باللهِ الَّذى لا إله إلا هُوَ، إلهى وإله كُلِّ شىء، واعتصمتُ بربى وربِّ كُلِّ شىء، وتوكلتُ على الحىِّ الذى لا يموتُ، واستَدْفَعتُ الشرَّ بلاحَوْلَ ولا قُوَّةَ إلا بالله، حسبىَ اللهُ ونِعْمَ
الوكيلُ، حسبىَ الربُّ مِن العباد، حسبىَ الخَالِقُ من المخلوق، حسبىَ الرازقُ مِنَ المرزوق، حسبىَ الذى هو حسبى، حسبىَ الذى بيده ملكوتُ كُلِّ شىءٍ، وهو يُجيرُ ولا يُجَارُ عليه، حسبىَ الله وكَفَى ، سَمِعَ الله لمنْ دعا
، ليس وراء اللهِ مرمَى ، حسبىَ الله لا إله إلا هُوَ ، عليه توكلتُ ، وهُوَ ربُّ العرشِ العظيم».
كيف ترقى أولادك وأهل بيتك
رقية الأولاد وأهل البيت فعلها الحبيب النبى -صلى الله عليه وسلم- حينما كان يرقي الحسن والحسين ويعوذهما فلما نزلت المعوذتين بهما وترك ما سواهما، وقد رقى السيدة عائشة -رضي الله عنها- واسترقى
للسيدة أم سلمة رضي الله عنهم أجمعين، فكانالنبيَّ صَلّى اللهُ عَلَيْهِ وسَلَّم يعُودُ بَعْضَ أَهْلِهِ يَمْسَحُ بيدِهِ اليُمْنى ويقولُ: «اللَّهُمَّ ربَّ النَّاسِ، أَذْهِب الْبَأسَ، واشْفِ، أَنْتَ الشَّافي لا شِفَاءَ إِلاَّ شِفَاؤُكَ، شِفاءً لا يُغَادِرُ سقَماً»
متفقٌ عليه .
كيف ترقى أولادك أو أهل بيتك من داء أو وجع أو صداع
أولًا: الوضوء للراقي والمرقي له.ثانيًا: صلاة ركعتين يطيل فيهما الدعاء بالشفاء.
ثالثًا: أن ترقي بيقين أن الله يستجيب دعاءك.
رابعًا: تكرر الرقية التي رقيت بها نفسك.خامسًا: اجعل فى بيتك نصيبًا من عسل النحل المقروء وخذ منه أنت وأهل بيتك.
سادسًا: اجعل في بيتك نصيبًا من زيت حبة البركة المقروء عليه وخذ منه أنت وأهل بيتك أيضًا.
طرق الرقية الشرعية للأطفال
طرق الرقية الشرعية للأطفال بسم الله أرقيك من كل شيء يؤذيك من شر كل نفس أو عين حاسد، الله يشفيك باسم الله أرقيك. سبع مرات
أعوذ بكلمات الله التامات من شر ما خلق. سبع مرات بسم الله الذي لا يضر مع اسمه شيء في الأرض ولا في السماء وهو السميع العليم. سبع مرات
اللهم رب الناس أذهب البأس، واشفِ أنت الشافي، لا شفاء إلا شفاؤك، شفاء لا يُغادر سقمًا. سبع مرات
أعوذ بكلمات الله التامة، من كل شيطان وهامة، ومن كل عينٍ لامّة. سبع مرات
وشكا عثمان بن أبي العاص ألماً في جسده للنبي -عليه الصلاة والسلام- فقال له النبي: (ضَعْ يَدَكَ علَى الذي تَأَلَّمَ مِن جَسَدِكَ، وَقُلْ باسْمِ اللهِ ثَلَاثًا، وَقُلْ سَبْعَ مَرَّاتٍ أَعُوذُ باللَّهِ وَقُدْرَتِهِ مِن شَرِّ ما أَجِدُ وَأُحَاذِرُ) ثم قراءة
آيات الرقية الشرعية والأدعية المستحبة لعلاج الأطفال من العين والحسد .
اللَّهُ لا إِلَهَ إِلا هُوَ الْحَىُّ الْقَيُّومُ لا تَأْخُذُهُ سِنَةٌ وَلا نَوْمٌ لَهُ مَا فِى السَّمَاوَاتِ وَمَافِى الأرْضِ مَنْ ذَا الَّذِي يَشْفَعُ عِنْدَهُ إِلا بِإِذْنِهِ يَعْلَمُ مَابَيْنَ أَيْدِيهِمْ وَمَا خَلْفَهُمْ وَلا يُحِيطُونَ بِشَىْءٍ مِنْ عِلْمِهِ إِلا بِمَا شَاءَ وَسِعَ كُرْسِيُّهُ السَّمَاوَاتِ
وَالأرْضَ وَلا يَئُودُهُ حِفْظُهُمَا وَهُوَ الْعَلِىُّ الْعَظِيمُ .(7مرات)
قُلْ هُوَ اللَّهُ أَحَدٌ * اللَّهُ الصَّمَدُ * لَمْ يَلِدْ وَلَمْ يُولَدْ * وَلَمْ يَكُنْ لَهُ كُفُوًا أَحَدٌ .(7مرات)ـ قُلْ أَعُوذُ بِرَبِّ الْفَلَقِ * مِنْ شَرِّ مَا خَلَقَ * وَمِنْ شَرِّ غَاسِقٍ إِذَا وَقَبَ * وَمِنْ شَرِّ النَّفَّاثَاتِ فِى الْعُقَدِ * وَمِنْ شَرِّ حَاسِدٍ إِذَا حَسَدَ.(7مرات)
ـ قُلْ أَعُوذُ بِرَبِّ النَّاسِ * مَلِكِ النَّاسِ * إِلَهِ النَّاسِ * مِنْ شَرِّ الْوَسْوَاسِ الْخَنَّاسِ * الَّذِي يُوَسْوِسُ فِى صُدُورِ النَّاسِ * مِنْ الْجِنَّةِ وَالنَّاسِ .(7مرات)
ـ أَسْأَلُاللهَ العظيمَ, رَبَّ العرشِ العظيمِ أنْ يَشفِيَكَ ( سبع مرات )
ـ بِسْمِ اللَّهِ أَرْقِيكَ, مِنْ كُلِّ شَيْءٍ يُؤْذِيكَ مِنْ شَرِّ كُلِّ نَفْسٍ أَوْعَيْنِ حَاسِدٍ اللَّهُ يَشْفِيكَ, بِسْمِ اللَّهِ أَرْقِيكَ .(7مرات)
ـ بِسْمِ اللهِ يُبْرِيكَ، وَمِنْ كُلِّ دَاءٍ يَشْفِيكَ، وَمِنْ شَرِّ حَاسِدٍ إِذَاحَسَدَ، وَشَرِّ كُلِّ ذِي عَيْنٍ.(7مرات)
ـ بِسْمِ اللهِ أَرْقِيكَ , مِنْ كُلِّ شَيْءٍ يُؤْذِيكَ , مِنْ حَسَدِ حَاسِدٍ ، وَمِنْ كُلِّ عَيْنٍ اللهُ يَشْفِيكَ .(7مرات)
ـ بِسْمِ اللَّهِ ( ثلاث مرات ) أُعِيذُكَ بِعِزَّةِ اللَّهِ وَقُدْرَتِهِ مِنْ شَرِّ ما تَجِدُ وتُحَاذِرُ ( سبع مرات )